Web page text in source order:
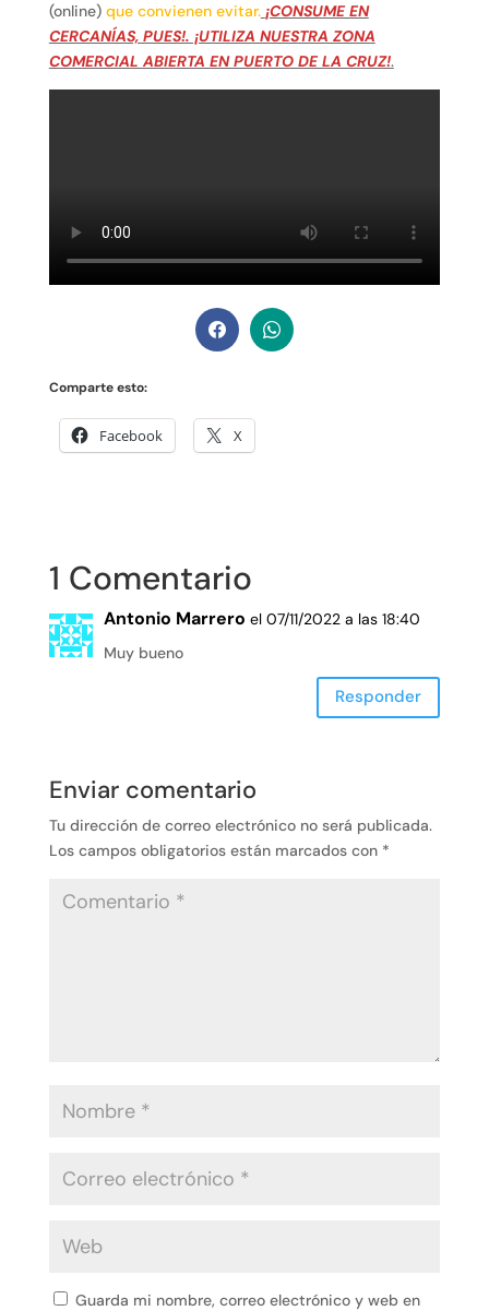
(online) que convienen evitar. ¡CONSUME EN
CERCANÍAS, PUES!. ¡UTILIZA NUESTRA ZONA
COMERCIAL ABIERTA EN PUERTO DE LA CRUZ!.
Comparte esto:
Facebook X
1 Comentario
Antonio Marrero el 07/11/2022 a las 18:40
Muy bueno
Responder
Enviar comentario
Tu dirección de correo electrónico no será publicada.
Los campos obligatorios están marcados con *
Guarda mi nombre, correo electrónico y web en